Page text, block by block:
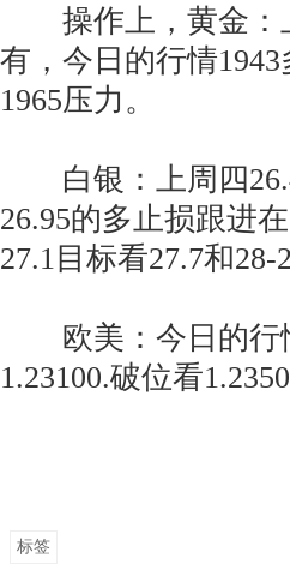
操作上，黄金：上
有，今日的行情
1965压力。
白银：上周四26.4
26.95的多止损跟进
27.1目标看27.7和28-
欧美：今日的行情
1.23100.破位看
标签